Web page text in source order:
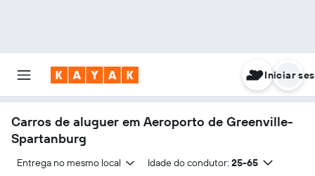
Iniciar
Carros de aluguer em Aeroporto de Greenville-
Spartanburg
Entrega no mesmo local Idade do condutor: 25-65